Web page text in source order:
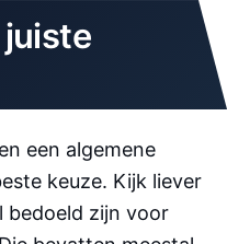
een algemene
keuze. Kijk liever
bedoeld zijn voor